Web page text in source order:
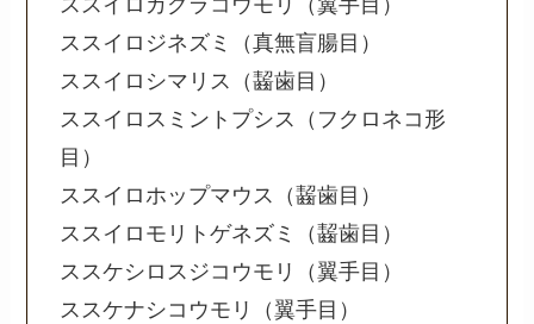
ススイロカグラコウモリ（翼手目）
ススイロジネズミ（真無盲腸目）
ススイロシマリス（齧歯目）
ススイロスミントプシス（フクロネコ形
目）
ススイロホップマウス（齧歯目）
ススイロモリトゲネズミ（齧歯目）
ススケシロスジコウモリ（翼手目）
ススケナシコウモリ（翼手目）